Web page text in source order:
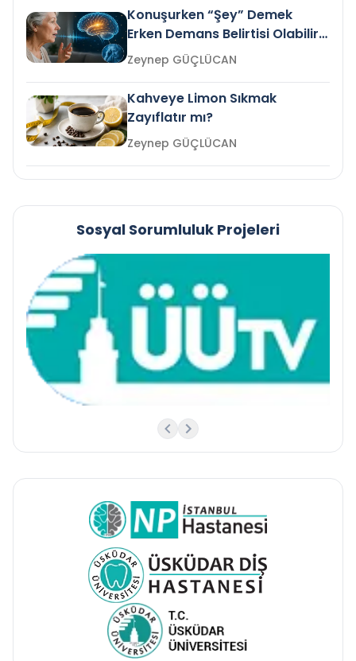
Konuşurken “Şey” Demek
Erken Demans Belirtisi Olabilir
mi?
Zeynep GÜÇLÜCAN
Kahveye Limon Sıkmak
Zayıflatır mı?
Zeynep GÜÇLÜCAN
Sosyal Sorumluluk Projeleri